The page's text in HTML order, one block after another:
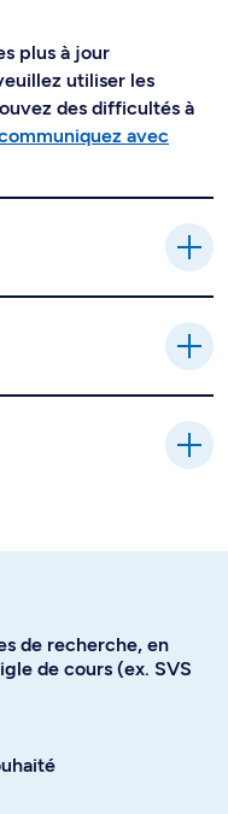
plus à jour
utiliser les
des difficultés à
avec
de recherche, en
de cours (ex. SVS